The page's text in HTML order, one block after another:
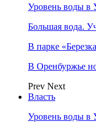
Уровень воды в
Большая вода.
В парке
В Оренбуржье
Prev Next
Власть
Уровень воды в